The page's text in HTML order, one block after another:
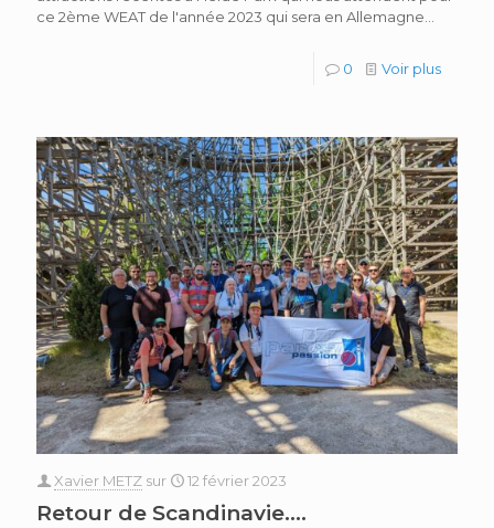
ce 2ème WEAT de l'année 2023 qui sera en Allemagne...
0 Voir plus
Xavier METZ sur 12 février 2023
Retour de Scandinavie….